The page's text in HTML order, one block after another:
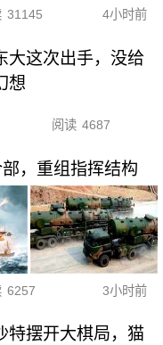
31145 4小时前
大这次出手，没给
想
阅读 4687
，重组指挥结构
6257 3小时前
特摆开大棋局，猫